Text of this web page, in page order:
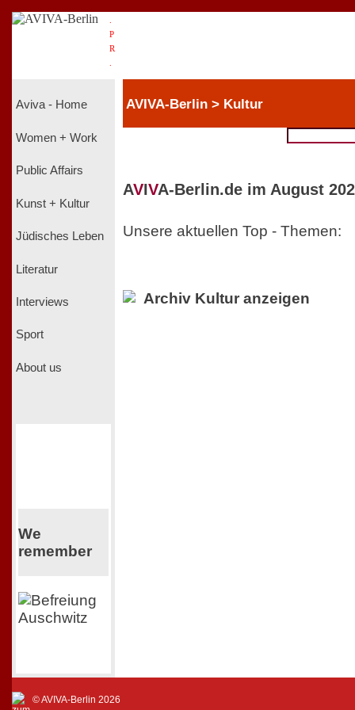
P
R
Aviva - Home
Women + Work
Public Affairs
Kunst + Kultur
Jüdisches Leben
Literatur
Interviews
Sport
About us
We
remember
AVIVA-Berlin > Kultur
AVIVA-Berlin.de im August
Unsere aktuellen Top - Themen:
Archiv Kultur anzeigen
© AVIVA-Berlin 2026